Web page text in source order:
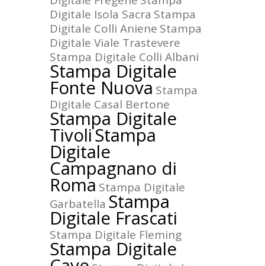
Digitale Isola Sacra Stampa
Digitale Colli Aniene Stampa
Digitale Viale Trastevere
Stampa Digitale Colli Albani
Stampa Digitale
Fonte Nuova Stampa
Digitale Casal Bertone
Stampa Digitale
TivoliStampa
Digitale
Campagnano di
Roma Stampa Digitale
Garbatella Stampa
Digitale Frascati
Stampa Digitale Fleming
Stampa Digitale